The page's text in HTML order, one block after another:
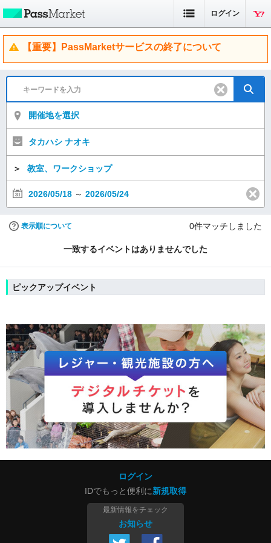
ログイン
【重要】PassMarketサービスの終了について
開催地を選択
タカハシ ナオキ
＞ 教室、ワークショップ
2026/05/18 ～ 2026/05/24
表示順について 0件マッチしました
一致するイベントはありませんでした
ピックアップイベント
ログイン
IDでもっと便利に新規取得
最新情報をチェック
お知らせ